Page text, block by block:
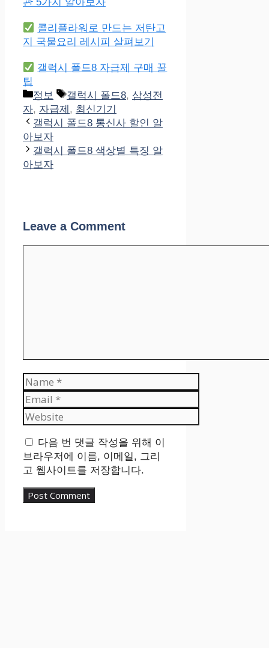
관 5가지 알아보자
콜리플라워로 만드는 저탄고
지 국물요리 레시피 살펴보기
갤럭시 폴드8 자급제 구매 꿀
팁
Categories
정보 Tags
갤럭시 폴드8, 삼성전
자, 자급제 , 최신기기
갤럭시 폴드8 통신사 할인 알
아보자
갤럭시 폴드8 색상별 특징 알
아보자
Leave a Comment
Name
Email
Website
다음 번 댓글 작성을 위해 이
브라우저에 이름, 이메일, 그리
고 웹사이트를 저장합니다.